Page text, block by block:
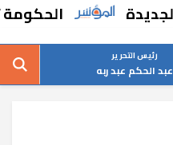
الحكومة تقر
رئيس التحرير
عبد الحكم عبد ربه